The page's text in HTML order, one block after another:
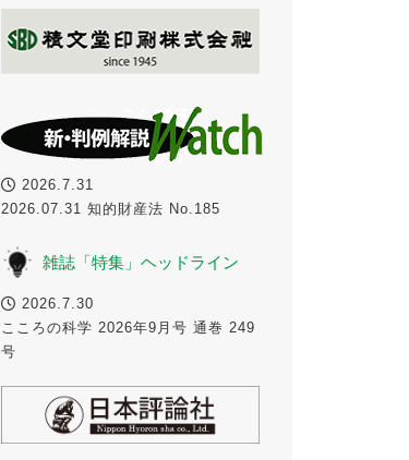
2026.7.31
2026.07.31 知的財産法 No.185
雑誌「特集」ヘッドライン
2026.7.30
こころの科学 2026年9月号 通巻 249
号